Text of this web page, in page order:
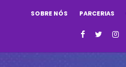
SOBRE NÓS PARCERIAS